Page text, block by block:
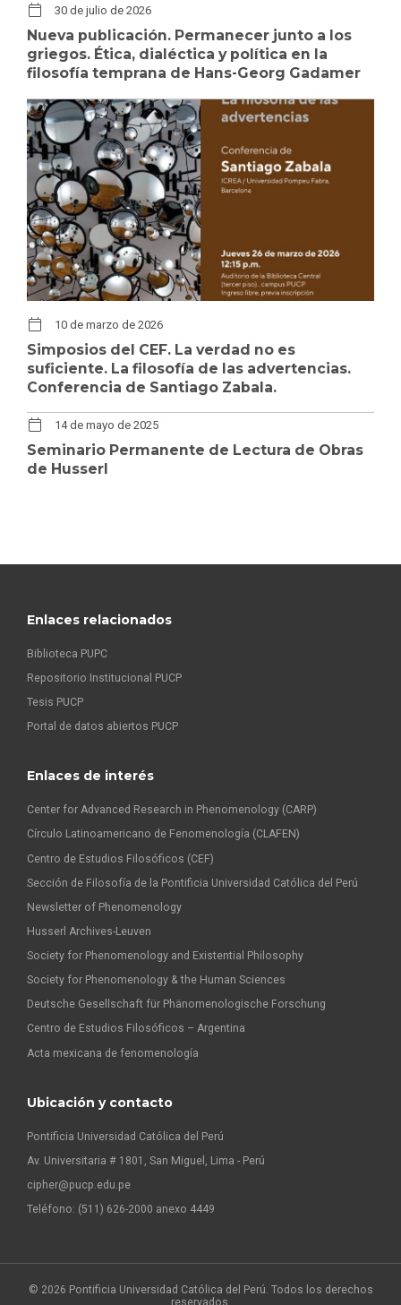
30 de julio de 2026
Nueva publicación. Permanecer junto a los
griegos. Ética, dialéctica y política en la
filosofía temprana de Hans-Georg Gadamer
10 de marzo de 2026
Simposios del CEF. La verdad no es
suficiente. La filosofía de las advertencias.
Conferencia de Santiago Zabala.
14 de mayo de 2025
Seminario Permanente de Lectura de Obras
de Husserl
Enlaces relacionados
Biblioteca PUPC
Repositorio Institucional PUCP
Tesis PUCP
Portal de datos abiertos PUCP
Enlaces de interés
Center for Advanced Research in Phenomenology (CARP)
Círculo Latinoamericano de Fenomenología (CLAFEN)
Centro de Estudios Filosóficos (CEF)
Sección de Filosofía de la Pontificia Universidad Católica del Perú
Newsletter of Phenomenology
Husserl Archives-Leuven
Society for Phenomenology and Existential Philosophy
Society for Phenomenology & the Human Sciences
Deutsche Gesellschaft für Phänomenologische Forschung
Centro de Estudios Filosóficos – Argentina
Acta mexicana de fenomenología
Ubicación y contacto
Pontificia Universidad Católica del Perú
Av. Universitaria # 1801, San Miguel, Lima - Perú
cipher@pucp.edu.pe
Teléfono: (511) 626-2000 anexo 4449
© 2026 Pontificia Universidad Católica del Perú. Todos los derechos
reservados.